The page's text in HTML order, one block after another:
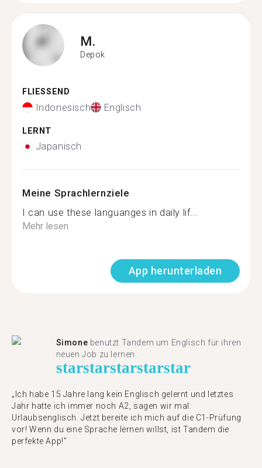
M.
Depok
FLIESSEND
Indonesisch Englisch
LERNT
Japanisch
Meine Sprachlernziele
I can use these languanges in daily lif...
Mehr lesen
App herunterladen
Simone benutzt Tandem um Englisch für ihren
neuen Job zu lernen.
starstarstarstarstar
„Ich habe 15 Jahre lang kein Englisch gelernt und letztes
Jahr hatte ich immer noch A2, sagen wir mal:
Urlaubsenglisch. Jetzt bereite ich mich auf die C1-Prüfung
vor! Wenn du eine Sprache lernen willst, ist Tandem die
perfekte App!"